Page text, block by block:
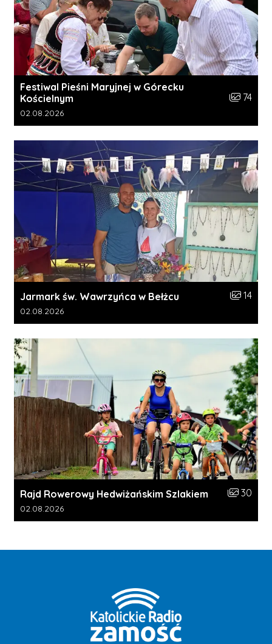
Festiwal Pieśni Maryjnej w Górecku
Kościelnym
Liczba
74
Data dodania galerii:
02.08.2026
Jarmark św. Wawrzyńca w Bełżcu Liczba
14
Data dodania galerii:
02.08.2026
Rajd Rowerowy Hedwiżańskim Szlakiem Liczba
30
Data dodania galerii:
02.08.2026